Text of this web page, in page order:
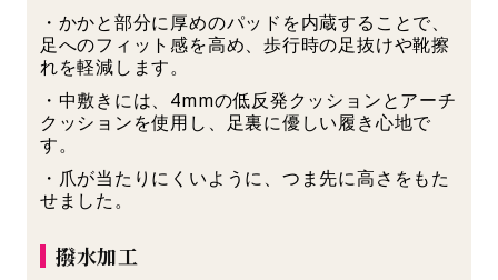
・かかと部分に厚めのパッドを内蔵することで、
足へのフィット感を高め、歩行時の足抜けや靴擦
れを軽減します。
・中敷きには、4mmの低反発クッションとアーチ
クッションを使用し、足裏に優しい履き心地で
す。
・爪が当たりにくいように、つま先に高さをもた
せました。
撥水加工